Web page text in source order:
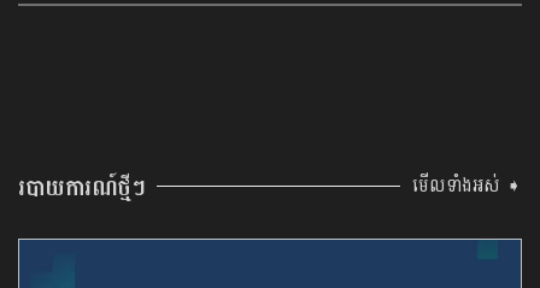
របាយការណ៍ថ្មីៗ មើលទាំងអស់ ➧